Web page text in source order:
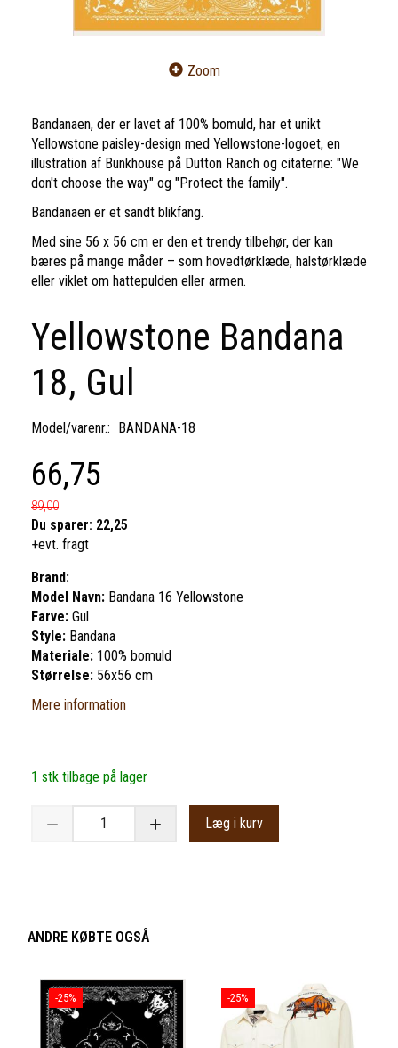
Zoom
Bandanaen, der er lavet af 100% bomuld, har et unikt
Yellowstone paisley-design med Yellowstone-logoet, en
illustration af Bunkhouse på Dutton Ranch og citaterne: "We
don't choose the way" og "Protect the family".
Bandanaen er et sandt blikfang.
Med sine 56 x 56 cm er den et trendy tilbehør, der kan
bæres på mange måder – som hovedtørklæde, halstørklæde
eller viklet om hattepulden eller armen.
Yellowstone Bandana
18, Gul
Model/varenr.: BANDANA-18
66,75
89,00
Du sparer: 22,25
+evt. fragt
Brand:
Model Navn: Bandana 16 Yellowstone
Farve: Gul
Style: Bandana
Materiale: 100% bomuld
Størrelse: 56x56 cm
Mere information
1 stk tilbage på lager
Læg i kurv
ANDRE KØBTE OGSÅ
-25% -25%